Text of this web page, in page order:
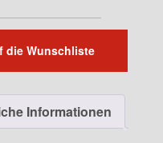
die Wunschliste
Informationen